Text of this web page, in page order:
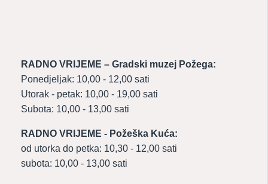
RADNO VRIJEME – Gradski muzej Požega:
Ponedjeljak: 10,00 - 12,00 sati
Utorak - petak: 10,00 - 19,00 sati
Subota: 10,00 - 13,00 sati
RADNO VRIJEME - Požeška Kuća:
od utorka do petka: 10,30 - 12,00 sati
subota: 10,00 - 13,00 sati